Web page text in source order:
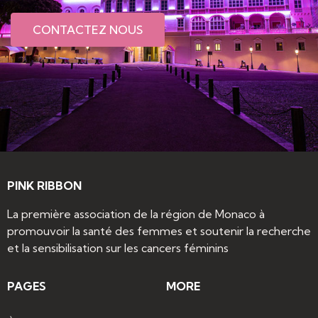
CONTACTEZ NOUS
PINK RIBBON
La première association de la région de Monaco à
promouvoir la santé des femmes et soutenir la recherche
et la sensibilisation sur les cancers féminins
PAGES MORE